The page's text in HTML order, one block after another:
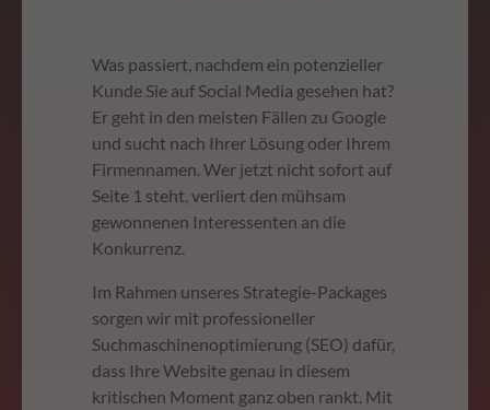
Was passiert, nachdem ein potenzieller
Kunde Sie auf Social Media gesehen hat?
Er geht in den meisten Fällen zu Google
und sucht nach Ihrer Lösung oder Ihrem
Firmennamen. Wer jetzt nicht sofort auf
Seite 1 steht, verliert den mühsam
gewonnenen Interessenten an die
Konkurrenz.
Im Rahmen unseres Strategie-Packages
sorgen wir mit professioneller
Suchmaschinenoptimierung (SEO) dafür,
dass Ihre Website genau in diesem
kritischen Moment ganz oben rankt. Mit